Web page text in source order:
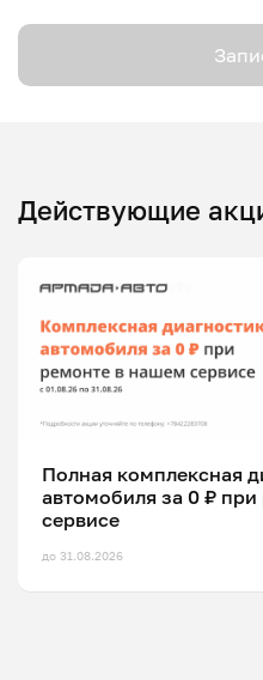
Действующие
Полная комплексная
автомобиля за 0 ₽
сервисе
до 31.08.2026